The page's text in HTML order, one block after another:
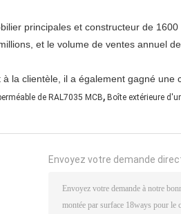
principales et constructeur de 1600
et le volume de ventes annuel
la clientèle, il a également gagné une
de RAL7035 MCB, Boîte extérieure
Envoyez votre demande